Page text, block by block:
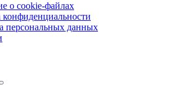
о cookie-файлах
персональных данных